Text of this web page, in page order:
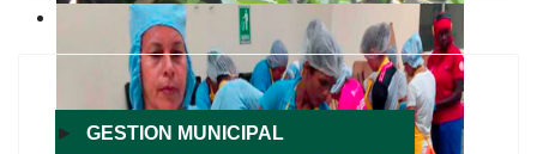
► GESTION MUNICIPAL